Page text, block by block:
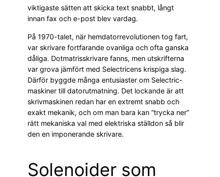
viktigaste sätten att skicka text snabbt, långt
innan fax och e-post blev vardag.
På 1970-talet, när hemdatorrevolutionen tog fart,
var skrivare fortfarande ovanliga och ofta ganska
dåliga. Dotmatrisskrivare fanns, men utskrifterna
var grova jämfört med Selectricens krispiga slag.
Därför byggde många entusiaster om Selectric-
maskiner till datorutmatning. Det lockande är att
skrivmaskinen redan har en extremt snabb och
exakt mekanik, och om man bara kan “trycka ner”
rätt mekaniska val med elektriska ställdon så blir
den en imponerande skrivare.
Solenoider som